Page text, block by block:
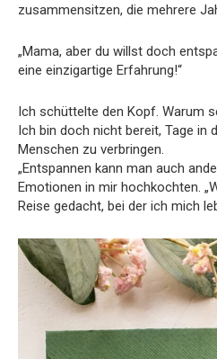
zusammensitzen, die mehrere
„Mama, aber du willst doch
eine einzigartige Erfahrung!“
Ich schüttelte den Kopf. Warum
Ich bin doch nicht bereit, Tage in
Menschen zu verbringen.
„Entspannen kann man auch
Emotionen in mir hochkochten.
Reise gedacht, bei der ich mich